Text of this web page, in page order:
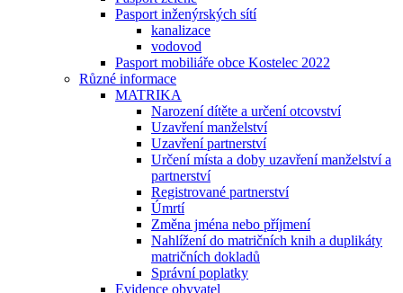
Pasport inženýrských sítí
kanalizace
vodovod
Pasport mobiliáře obce Kostelec 2022
Různé informace
MATRIKA
Narození dítěte a určení otcovství
Uzavření manželství
Uzavření partnerství
Určení místa a doby uzavření manželství a
partnerství
Registrované partnerství
Úmrtí
Změna jména nebo příjmení
Nahlížení do matričních knih a duplikáty
matričních dokladů
Správní poplatky
Evidence obyvatel